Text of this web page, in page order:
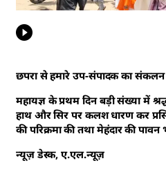
छपरा से हमारे उप-संपादक का संकलन
महायज्ञ के प्रथम दिन बड़ी संख्या में
हाथ और सिर पर कलश धारण कर
की परिक्रमा की तथा मेहंदार की
न्यूज़ डेस्क, ए.एल.न्यूज़